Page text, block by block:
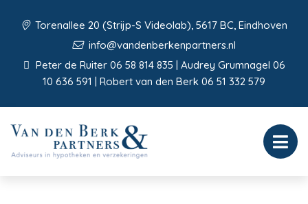
Torenallee 20 (Strijp-S Videolab), 5617 BC, Eindhoven
info@vandenberkenpartners.nl
Peter de Ruiter 06 58 814 835 | Audrey Grumnagel 06
10 636 591 | Robert van den Berk 06 51 332 579